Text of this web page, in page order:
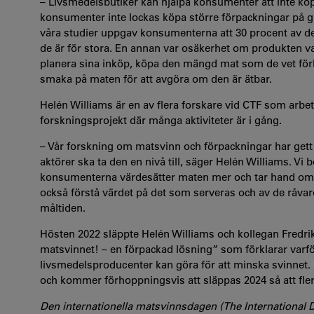
konsumenter inte lockas köpa större förpackningar på
våra studier uppgav konsumenterna att 30 procent av
de är för stora. En annan var osäkerhet om produkten
planera sina inköp, köpa den mängd mat som de vet
smaka på maten för att avgöra om den är ätbar.
Helén Williams är en av flera forskare vid CTF som
forskningsprojekt där många aktiviteter är i gång.
– Vår forskning om matsvinn och förpackningar har
aktörer ska ta den en nivå till, säger Helén Williams. Vi
konsumenterna värdesätter maten mer och tar hand
också förstå värdet på det som serveras och av de
måltiden.
Hösten 2022 släppte Helén Williams och kollegan
matsvinnet! – en förpackad lösning” som förklarar
livsmedelsproducenter kan göra för att minska
och kommer förhoppningsvis att släppas 2024 så att
Den internationella matsvinnsdagen (The International